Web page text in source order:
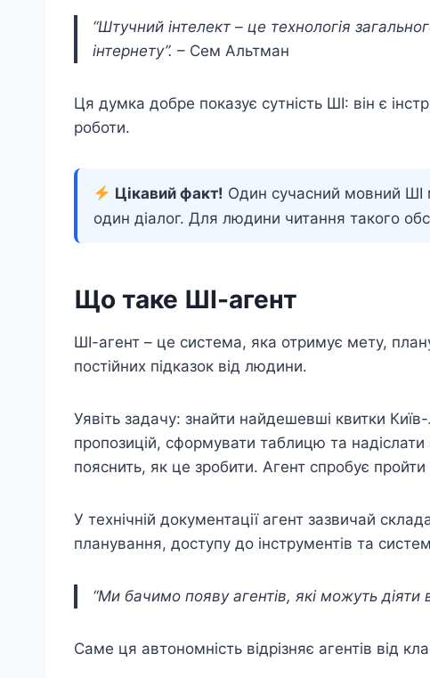
“Штучний інтелект – це технологія
інтернету”. – Сем Альтман
Ця думка добре показує сутність ШІ: він є
роботи.
Цікавий факт! Один сучасний мовний ШІ
один діалог. Для людини читання такого
Що таке ШІ-агент
ШІ-агент – це система, яка отримує мету,
постійних підказок від людини.
Уявіть задачу: знайти найдешевші квитки
пропозицій, сформувати таблицю та
пояснить, як це зробити. Агент спробує
У технічній документації агент зазвичай
планування, доступу до інструментів та
“Ми бачимо появу агентів, які можуть діяти
Саме ця автономність відрізняє агентів від